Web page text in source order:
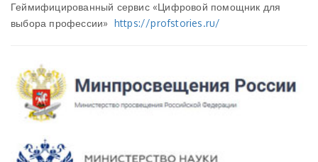
Геймифицированный сервис «Цифровой помощник для
выбора профессии» https://profstories.ru/